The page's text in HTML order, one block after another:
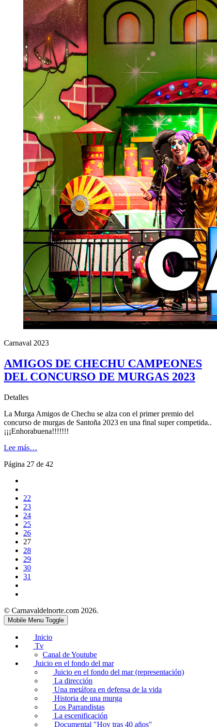
Carnaval 2023
AMIGOS DE CHECHU CAMPEONES
DEL CONCURSO DE MURGAS 2023
Detalles
La Murga Amigos de Chechu se alza con el primer premio del
concurso de murgas de Santoña 2023 en una final super competida..
¡¡¡Enhorabuena!!!!!!!
Lee más…
Página 27 de 42
22
23
24
25
26
27
28
29
30
31
© Carnavaldelnorte.com 2026.
Mobile Menu Toggle
Inicio
Tv
Canal de Youtube
Juicio en el fondo del mar
Juicio en el fondo del mar (representación)
La dirección
Una metáfora en defensa de la vida
Historia de una murga
Los Parrandistas
La escenificación
Documental "Hoy tras 40 años"